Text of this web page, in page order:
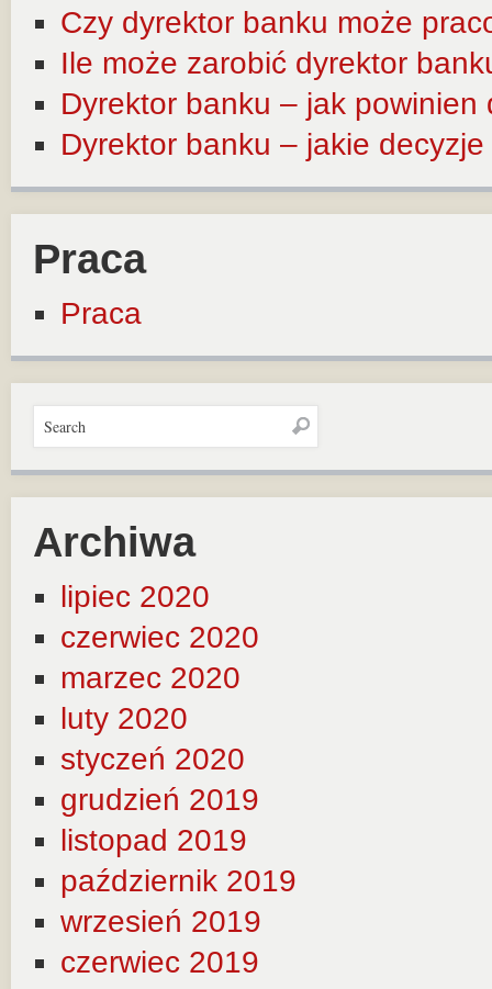
Czy dyrektor banku może
Ile może zarobić dyrektor
Dyrektor banku – jak
Dyrektor banku – jakie
Praca
Praca
Archiwa
lipiec 2020
czerwiec 2020
marzec 2020
luty 2020
styczeń 2020
grudzień 2019
listopad 2019
październik 2019
wrzesień 2019
czerwiec 2019